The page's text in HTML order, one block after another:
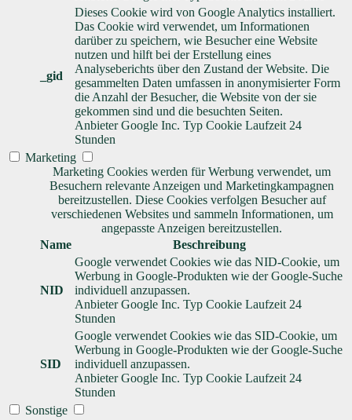
_gid
Dieses Cookie wird von Google Analytics installiert.
Das Cookie wird verwendet, um Informationen
darüber zu speichern, wie Besucher eine Website
nutzen und hilft bei der Erstellung eines
Analyseberichts über den Zustand der Website. Die
gesammelten Daten umfassen in anonymisierter Form
die Anzahl der Besucher, die Website von der sie
gekommen sind und die besuchten Seiten.
Anbieter Google Inc. Typ Cookie Laufzeit 24
Stunden
Marketing
Marketing Cookies werden für Werbung verwendet, um
Besuchern relevante Anzeigen und Marketingkampagnen
bereitzustellen. Diese Cookies verfolgen Besucher auf
verschiedenen Websites und sammeln Informationen, um
angepasste Anzeigen bereitzustellen.
Name
Beschreibung
NID
Google verwendet Cookies wie das NID-Cookie, um
Werbung in Google-Produkten wie der Google-Suche
individuell anzupassen.
Anbieter Google Inc. Typ Cookie Laufzeit 24
Stunden
SID
Google verwendet Cookies wie das SID-Cookie, um
Werbung in Google-Produkten wie der Google-Suche
individuell anzupassen.
Anbieter Google Inc. Typ Cookie Laufzeit 24
Stunden
Sonstige